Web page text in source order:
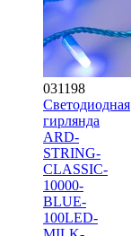
031198
Светодиодная
гирлянда
ARD-
STRING-
CLASSIC-
10000-
BLUE-
100LED-